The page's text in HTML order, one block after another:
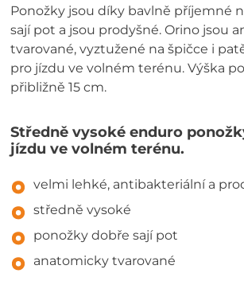
Ponožky jsou díky bavlně příjemné
sají pot a jsou prodyšné. Orino jsou
tvarované, vyztužené na špičce i
pro jízdu ve volném terénu. Výška
přibližně 15 cm.
Středně vysoké enduro
jízdu ve volném terénu.
velmi lehké, antibakteriální a
středně vysoké
ponožky dobře sají pot
anatomicky tvarované